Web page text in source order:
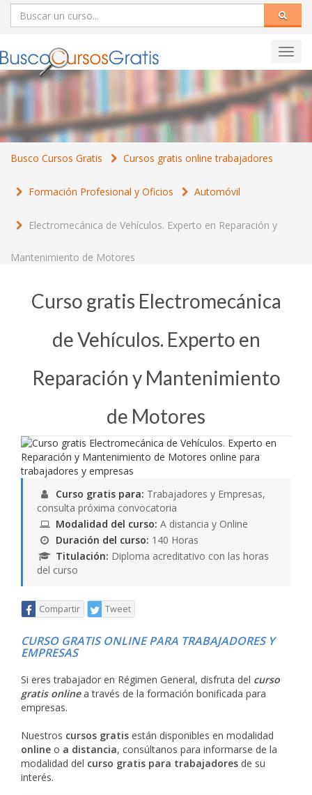
Busco Cursos Gratis Cursos gratis online trabajadores
Formación Profesional y Oficios Automóvil
Electromecánica de Vehículos. Experto en Reparación y
Mantenimiento de Motores
Curso gratis Electromecánica
de Vehículos. Experto en
Reparación y Mantenimiento
de Motores
Curso gratis para: Trabajadores y Empresas,
consulta próxima convocatoria
Modalidad del curso: A distancia y Online
Duración del curso: 140 Horas
Titulación: Diploma acreditativo con las horas
del curso
Compartir Tweet
CURSO GRATIS ONLINE PARA TRABAJADORES Y
EMPRESAS
Si eres trabajador en Régimen General, disfruta del curso
gratis onlinea través de la formación bonificada para
empresas.
Nuestros cursos gratis están disponibles en modalidad
online o a distancia, consúltanos para informarse de la
modalidad del curso gratis para trabajadores de su
interés.